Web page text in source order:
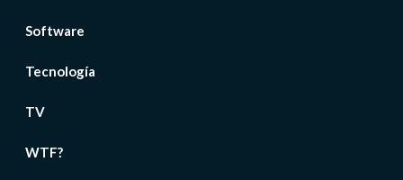
Software
Tecnología
TV
WTF?